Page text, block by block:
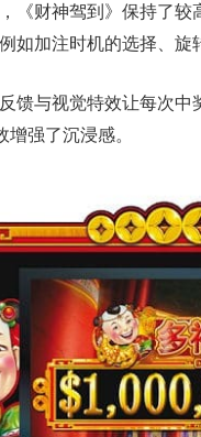
《财神驾到》保持了
如加注时机的选择、旋
馈与视觉特效让每次
增强了沉浸感。